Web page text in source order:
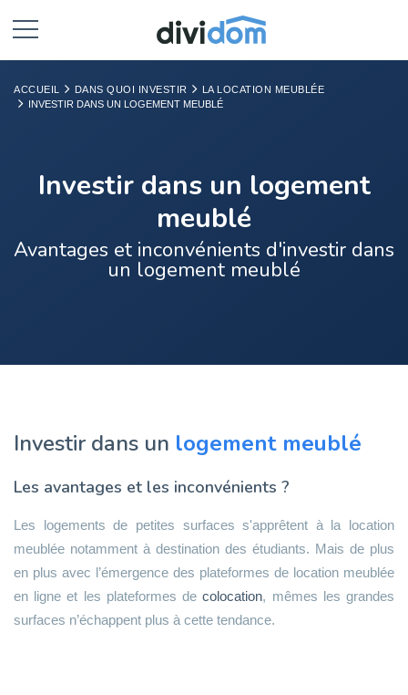
ACCUEIL DANS QUOI INVESTIR
LA LOCATION MEUBLÉE
INVESTIR DANS UN LOGEMENT MEUBLÉ
Investir dans un logement
meublé
Avantages et inconvénients d'investir dans
un logement meublé
Investir dans un logement meublé
Les avantages et les inconvénients ?
Les logements de petites surfaces s'apprêtent à la location
meublée notamment à destination des étudiants. Mais de plus
en plus avec l’émergence des plateformes de location meublée
en ligne et les plateformes decolocation, mêmes les grandes
surfaces n’échappent plus à cette tendance.